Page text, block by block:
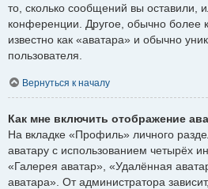
то, сколько сообщений вы оставили,
конференции. Другое, обычно более
известно как «аватара» и обычно
пользователя.
Вернуться к началу
Как мне включить отображение
На вкладке «Профиль» личного
аватару с использованием четырёх
«Галерея аватар», «Удалённая
аватара». От администратора